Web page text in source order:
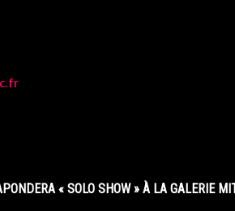
« SOLO SHOW » À LA GALERIE